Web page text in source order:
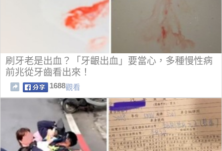
刷牙老是出血？「牙齦出血」要當心，多種慢性病
前兆從牙齒看出來！
1688觀看